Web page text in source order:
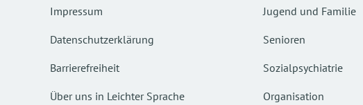
Impressum
Datenschutzerklärung
Barrierefreiheit
Über uns in Leichter Sprache
Jugend und Familie
Senioren
Sozialpsychiatrie
Organisation